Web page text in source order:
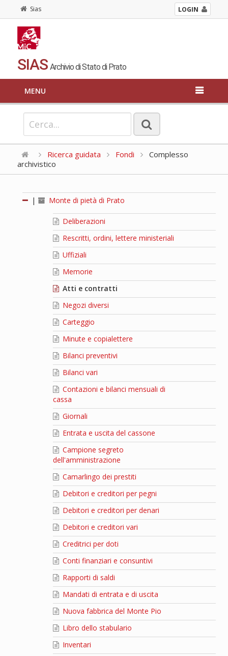
Sias LOGIN
SIAS Archivio di Stato di Prato
MENU
Ricerca guidata Fondi
Complesso
archivistico
| Monte di pietà di Prato
Deliberazioni
Rescritti, ordini, lettere ministeriali
Uffiziali
Memorie
Atti e contratti
Negozi diversi
Carteggio
Minute e copialettere
Bilanci preventivi
Bilanci vari
Contazioni e bilanci mensuali di
cassa
Giornali
Entrata e uscita del cassone
Campione segreto
dell'amministrazione
Camarlingo dei prestiti
Debitori e creditori per pegni
Debitori e creditori per denari
Debitori e creditori vari
Creditrici per doti
Conti finanziari e consuntivi
Rapporti di saldi
Mandati di entrata e di uscita
Nuova fabbrica del Monte Pio
Libro dello stabulario
Inventari